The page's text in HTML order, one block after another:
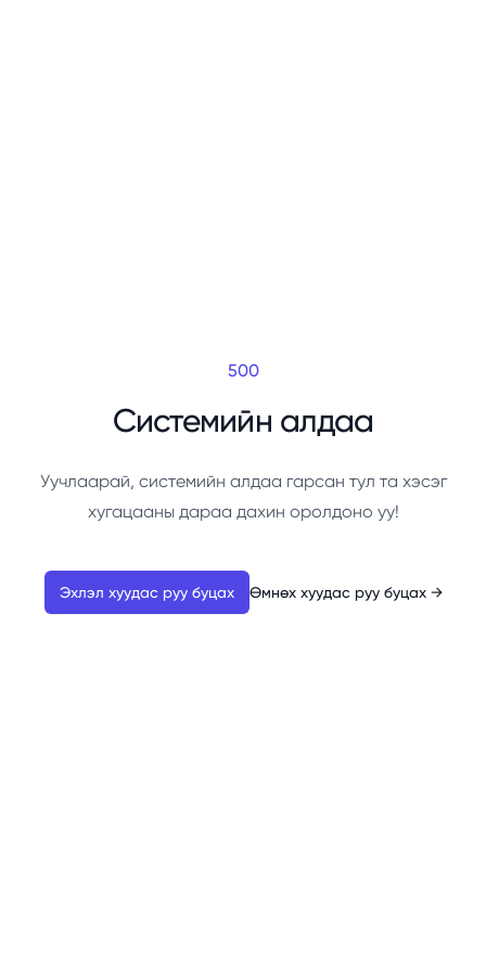
500
Системийн алдаа
Уучлаарай, системийн алдаа гарсан тул та хэсэг
хугацааны дараа дахин оролдоно уу!
Эхлэл хуудас руу буцах Өмнөх хуудас руу буцах →